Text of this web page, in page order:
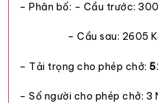
– Phân bố: – Cầu trước:
– Cầu sau: 2605
– Tải trọng cho phép chở:
– Số người cho phép chở: 3